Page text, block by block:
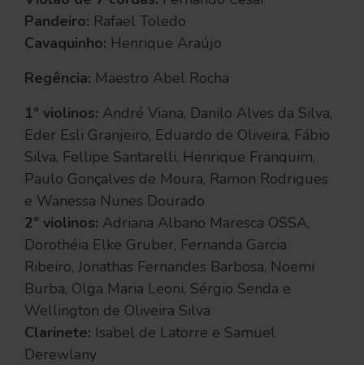
Pandeiro: Rafael Toledo
Cavaquinho: Henrique Araújo
Regência: Maestro Abel Rocha
1º violinos: André Viana, Danilo Alves da Silva,
Eder Esli Granjeiro, Eduardo de Oliveira, Fábio
Silva, Fellipe Santarelli, Henrique Franquim,
Paulo Gonçalves de Moura, Ramon Rodrigues
e Wanessa Nunes Dourado
2º violinos: Adriana Albano Maresca OSSA,
Dorothéia Elke Gruber, Fernanda Garcia
Ribeiro, Jonathas Fernandes Barbosa, Noemi
Burba, Olga Maria Leoni, Sérgio Senda e
Wellington de Oliveira Silva
Clarinete: Isabel de Latorre e Samuel
Derewlany